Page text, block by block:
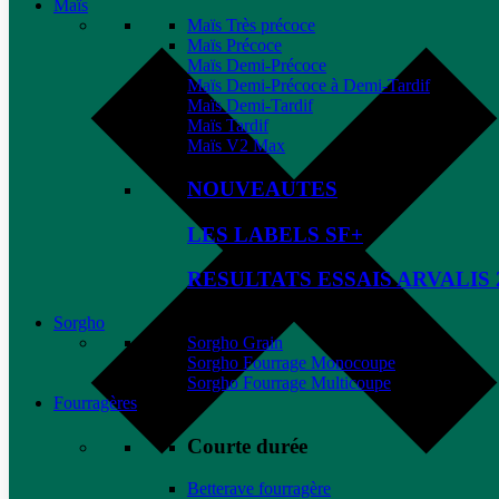
Maïs
Maïs Très précoce
Maïs Précoce
Maïs Demi-Précoce
Maïs Demi-Précoce à Demi-Tardif
Maïs Demi-Tardif
Maïs Tardif
Maïs V2 Max
NOUVEAUTES
LES LABELS SF+
RESULTATS ESSAIS ARVALIS
Sorgho
Sorgho Grain
Sorgho Fourrage Monocoupe
Sorgho Fourrage Multicoupe
Fourragères
Courte durée
Betterave fourragère